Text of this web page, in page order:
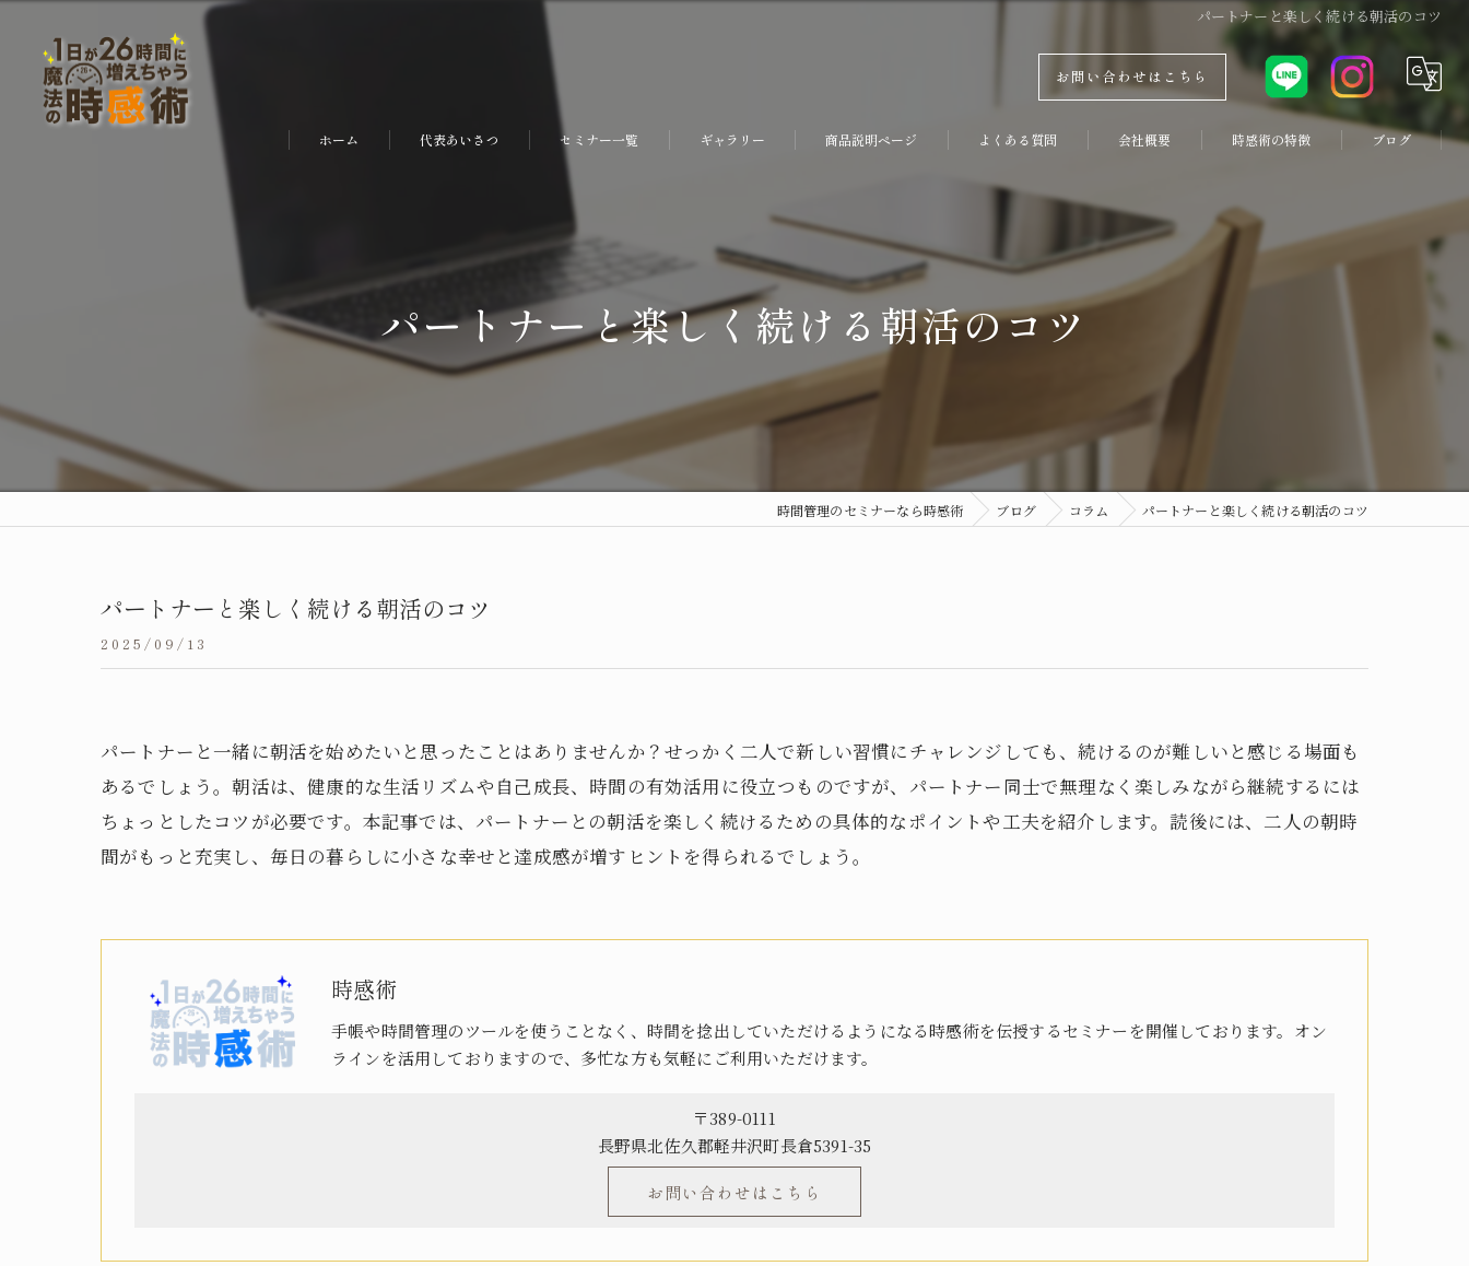
パートナーと楽しく続ける朝活のコツ
お問い合わせはこちら
ホーム 代表あいさつ セミナー一覧 ギャラリー 商品説明ページ よくある質問 会社概要
コンセプト
時感術の特徴
副業
ブログ
パートナーと楽しく続ける朝活のコツ
時間管理のセミナーなら時感術 ブログ コラム パートナーと楽しく続ける朝活のコツ
パートナーと楽しく続ける朝活のコツ
2025/09/13
パートナーと一緒に朝活を始めたいと思ったことはありませんか？せっかく二人で新しい習慣にチャレンジしても、続けるのが難しいと感じる場面も
あるでしょう。朝活は、健康的な生活リズムや自己成長、時間の有効活用に役立つものですが、パートナー同士で無理なく楽しみながら継続するには
ちょっとしたコツが必要です。本記事では、パートナーとの朝活を楽しく続けるための具体的なポイントや工夫を紹介します。読後には、二人の朝時
間がもっと充実し、毎日の暮らしに小さな幸せと達成感が増すヒントを得られるでしょう。
時感術
手帳や時間管理のツールを使うことなく、時間を捻出していただけるようになる時感術を伝授するセミナーを開催しております。オン
ラインを活用しておりますので、多忙な方も気軽にご利用いただけます。
〒389-0111
長野県北佐久郡軽井沢町長倉5391-35
お問い合わせはこちら